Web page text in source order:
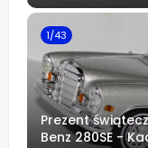
1/43
Prezent
Benz 280SE -